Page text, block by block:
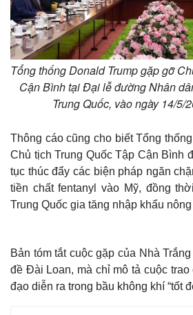
Tổng thống Donald Trump gặp gỡ
Cận Bình tại Đại lễ đường Nhân
Trung Quốc, vào ngày 14/5/
Thông cáo cũng cho biết Tổng
Chủ tịch Trung Quốc Tập Cận Bình
tục thúc đẩy các biện pháp ngăn
tiền chất fentanyl vào Mỹ, đồng
Trung Quốc gia tăng nhập khẩu
Bản tóm tắt cuộc gặp của Nhà
đề Đài Loan, mà chỉ mô tả cuộc
đạo diễn ra trong bầu không khí “tốt